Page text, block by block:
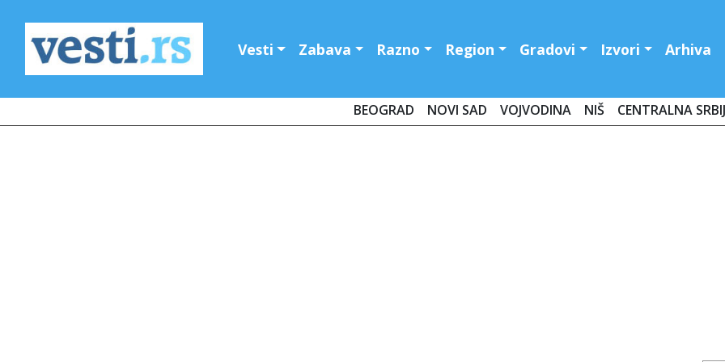
Vesti Zabava Razno Region Gradovi Izvori Arhiva
BEOGRAD NOVI SAD VOJVODINA NIŠ CENTRALNA